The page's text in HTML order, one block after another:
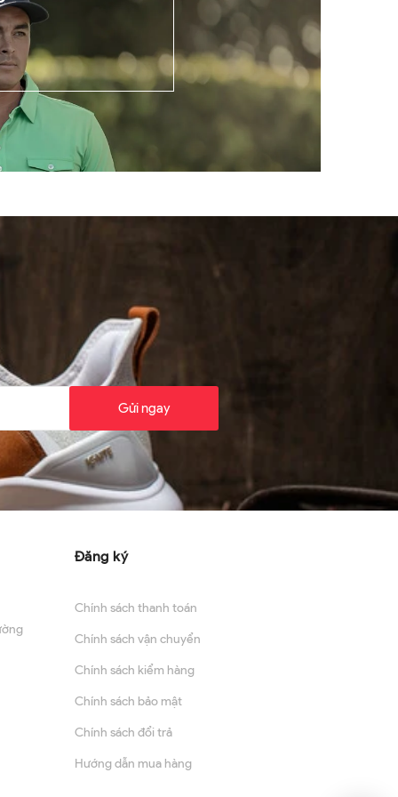
Gửi ngay
Đăng ký
Chính sách thanh toán
Chính sách vận chuyển
Chính sách kiểm hàng
Chính sách bảo mật
Chính sách đổi trả
Hướng dẫn mua hàng